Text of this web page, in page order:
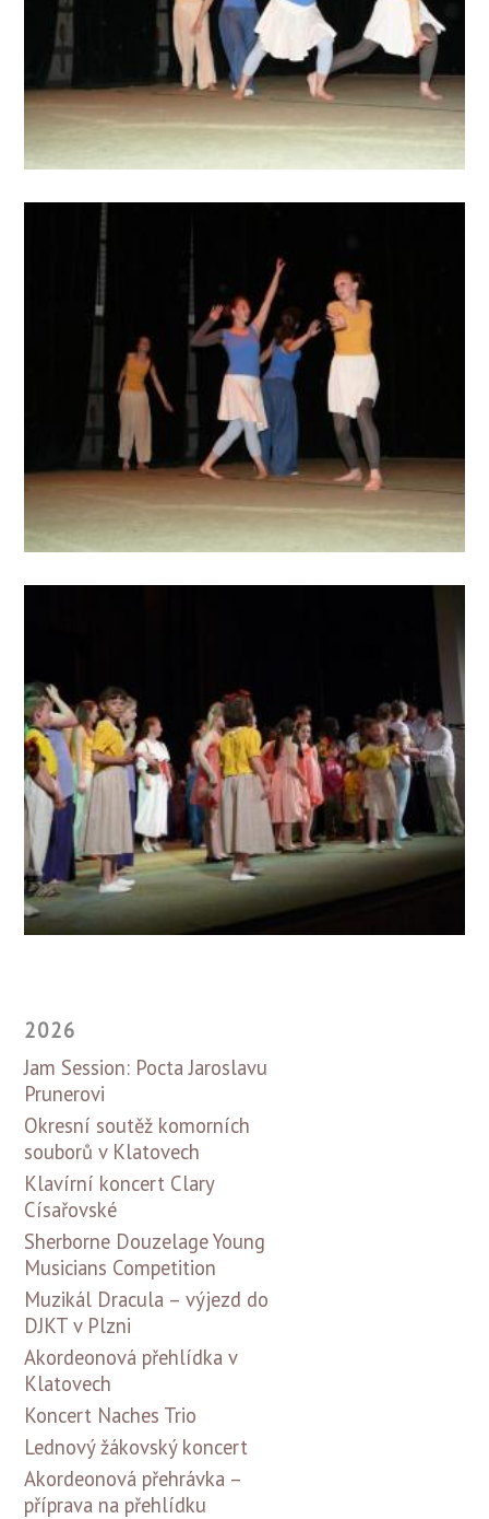
2026
Jam Session: Pocta Jaroslavu
Prunerovi
Okresní soutěž komorních
souborů v Klatovech
Klavírní koncert Clary
Císařovské
Sherborne Douzelage Young
Musicians Competition
Muzikál Dracula – výjezd do
DJKT v Plzni
Akordeonová přehlídka v
Klatovech
Koncert Naches Trio
Lednový žákovský koncert
Akordeonová přehrávka –
příprava na přehlídku